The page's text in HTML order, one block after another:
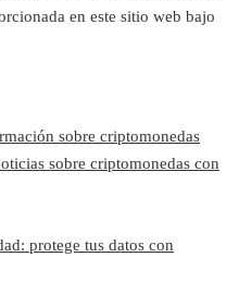
en este sitio web bajo
sobre criptomonedas
sobre criptomonedas con
protege tus datos con